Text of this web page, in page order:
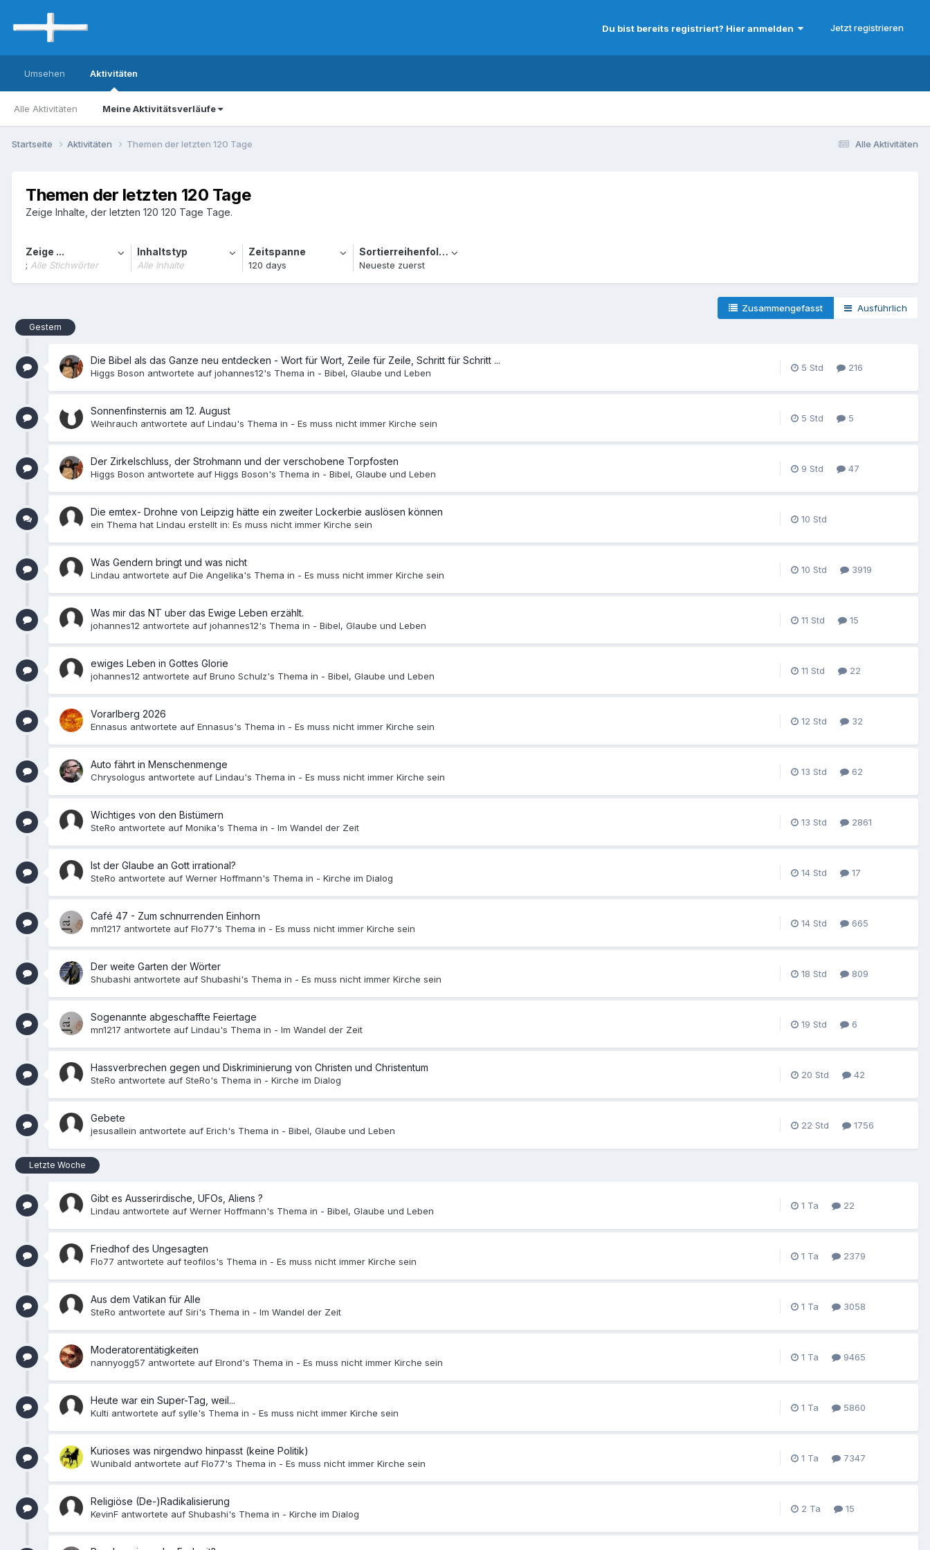
Du bist bereits registriert? Hier anmelden Jetzt registrieren
Umsehen Aktivitäten
Alle Aktivitäten Meine Aktivitätsverläufe
Alle Aktivitäten
Startseite Aktivitäten Themen der letzten 120 Tage
Themen der letzten 120 Tage
Zeige Inhalte, der letzten 120 120 Tage Tage.
Zeige ...
; Alle Stichwörter
Inhaltstyp
Alle Inhalte
Zeitspanne
120 days
Sortierreihenfolge
Neueste zuerst
Zusammengefasst Ausführlich
Gestern
Die Bibel als das Ganze neu entdecken - Wort für Wort, Zeile für Zeile, Schritt für Schritt ...
216
Higgs Boson antwortete auf johannes12's Thema in - Bibel, Glaube und Leben
Sonnenfinsternis am 12. August
5
Weihrauch antwortete auf Lindau's Thema in - Es muss nicht immer Kirche sein
Der Zirkelschluss, der Strohmann und der verschobene Torpfosten
47
Higgs Boson antwortete auf Higgs Boson's Thema in - Bibel, Glaube und Leben
Die emtex- Drohne von Leipzig hätte ein zweiter Lockerbie auslösen können
ein Thema hat Lindau erstellt in: Es muss nicht immer Kirche sein
Was Gendern bringt und was nicht
3919
Lindau antwortete auf Die Angelika's Thema in - Es muss nicht immer Kirche sein
Was mir das NT uber das Ewige Leben erzählt.
15
johannes12 antwortete auf johannes12's Thema in - Bibel, Glaube und Leben
ewiges Leben in Gottes Glorie
22
johannes12 antwortete auf Bruno Schulz's Thema in - Bibel, Glaube und Leben
Vorarlberg 2026
32
Ennasus antwortete auf Ennasus's Thema in - Es muss nicht immer Kirche sein
Auto fährt in Menschenmenge
62
Chrysologus antwortete auf Lindau's Thema in - Es muss nicht immer Kirche sein
Wichtiges von den Bistümern
2861
SteRo antwortete auf Monika's Thema in - Im Wandel der Zeit
Ist der Glaube an Gott irrational?
17
SteRo antwortete auf Werner Hoffmann's Thema in - Kirche im Dialog
Café 47 - Zum schnurrenden Einhorn
665
mn1217 antwortete auf Flo77's Thema in - Es muss nicht immer Kirche sein
Der weite Garten der Wörter
809
Shubashi antwortete auf Shubashi's Thema in - Es muss nicht immer Kirche sein
Sogenannte abgeschaffte Feiertage
6
mn1217 antwortete auf Lindau's Thema in - Im Wandel der Zeit
Hassverbrechen gegen und Diskriminierung von Christen und Christentum
42
SteRo antwortete auf SteRo's Thema in - Kirche im Dialog
Gebete
1756
jesusallein antwortete auf Erich's Thema in - Bibel, Glaube und Leben
Letzte Woche
Gibt es Ausserirdische, UFOs, Aliens ?
22
Lindau antwortete auf Werner Hoffmann's Thema in - Bibel, Glaube und Leben
Friedhof des Ungesagten
2379
Flo77 antwortete auf teofilos's Thema in - Es muss nicht immer Kirche sein
Aus dem Vatikan für Alle
3058
SteRo antwortete auf Siri's Thema in - Im Wandel der Zeit
Moderatorentätigkeiten
9465
nannyogg57 antwortete auf Elrond's Thema in - Es muss nicht immer Kirche sein
Heute war ein Super-Tag, weil...
5860
Kulti antwortete auf sylle's Thema in - Es muss nicht immer Kirche sein
Kurioses was nirgendwo hinpasst (keine Politik)
7347
Wunibald antwortete auf Flo77's Thema in - Es muss nicht immer Kirche sein
Religiöse (De-)Radikalisierung
15
KevinF antwortete auf Shubashi's Thema in - Kirche im Dialog